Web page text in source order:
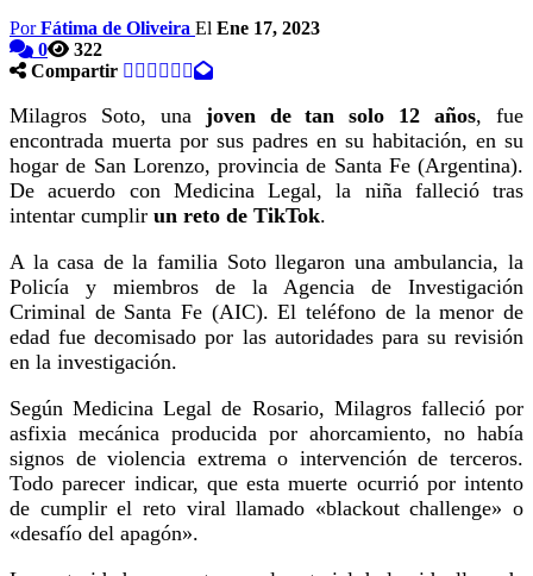
PorFátima de Oliveira El Ene 17, 2023
0
322
Compartir
Milagros Soto, una joven de tan solo 12 años, fue
encontrada muerta por sus padres en su habitación, en su
hogar de San Lorenzo, provincia de Santa Fe (Argentina).
De acuerdo con Medicina Legal, la niña falleció tras
intentar cumplir un reto de TikTok.
A la casa de la familia Soto llegaron una ambulancia, la
Policía y miembros de la Agencia de Investigación
Criminal de Santa Fe (AIC). El teléfono de la menor de
edad fue decomisado por las autoridades para su revisión
en la investigación.
Según Medicina Legal de Rosario, Milagros falleció por
asfixia mecánica producida por ahorcamiento, no había
signos de violencia extrema o intervención de terceros.
Todo parecer indicar, que esta muerte ocurrió por intento
de cumplir el reto viral llamado «blackout challenge» o
«desafío del apagón».